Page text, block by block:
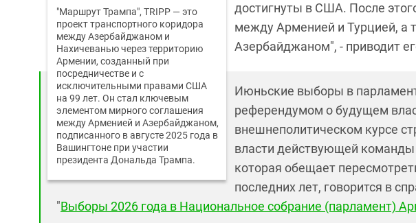
"Маршрут Трампа", TRIPP — это
проект транспортного коридора
между Азербайджаном и
Нахичеванью через территорию
Армении, созданный при
посредничестве и с
исключительными правами США
на 99 лет. Он стал ключевым
элементом мирного соглашения
между Арменией и Азербайджаном,
подписанного в августе 2025 года в
Вашингтоне при участии
президента Дональда Трампа.
достигнуты в США. После
между Арменией и Турцией, а
Азербайджаном", - приводит
Июньские выборы в
референдумом о будущем
внешнеполитическом курсе
власти действующей команды
которая обещает
последних лет, говорится в
"Выборы 2026 года в Национальное собрание (парламент)